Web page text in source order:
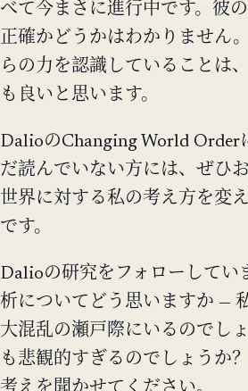
べて今まさに進行中です。彼
正確かどうかはわかりません
らの力を認識していることは
も良いと思います。
DalioのChanging World Order
だ読んでいない方には、ぜひ
世界に対する私の考え方を変
です。
Dalioの研究をフォローしてい
析についてどう思いますか —
大混乱の瀬戸際にいるのでし
も悲観的すぎるのでしょうか